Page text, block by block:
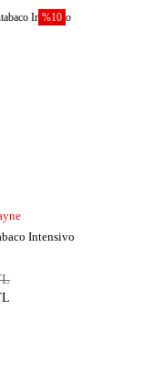
%10
Intensivo